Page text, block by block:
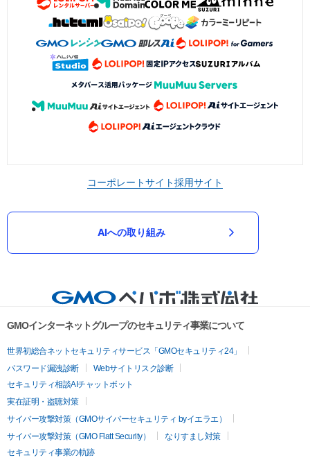
コーポレートサイト採用サイト
AIへの取り組み
GMOインターネットグループのセキュリティ事業について
世界初総合ネットセキュリティサービス「GMOセキュリティ24」
パスワード漏洩診断
Webサイトリスク診断
セキュリティ相談AIチャットボット
実在証明・盗聴対策
サイバー攻撃対策（GMOサイバーセキュリティ byイエラエ）
サイバー攻撃対策（GMO Flatt Security）
なりすまし対策
セキュリティ事業の軌跡